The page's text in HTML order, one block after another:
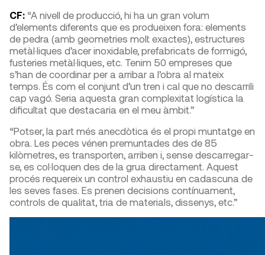
CF: “A nivell de producció, hi ha un gran volum
d’elements diferents que es produeixen fora: elements
de pedra (amb geometries molt exactes), estructures
metàl·liques d’acer inoxidable, prefabricats de formigó,
fusteries metàl·liques, etc. Tenim 50 empreses que
s’han de coordinar per a arribar a l’obra al mateix
temps. És com el conjunt d’un tren i cal que no descarrili
cap vagó. Seria aquesta gran complexitat logística la
dificultat que destacaria en el meu àmbit.”
“Potser, la part més anecdòtica és el propi muntatge en
obra. Les peces vénen premuntades des de 85
kilòmetres, es transporten, arriben i, sense descarregar-
se, es col·loquen des de la grua directament. Aquest
procés requereix un control exhaustiu en cadascuna de
les seves fases. Es prenen decisions contínuament,
controls de qualitat, tria de materials, dissenys, etc.”